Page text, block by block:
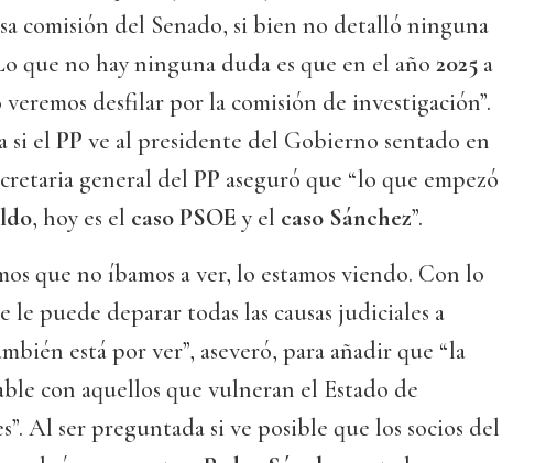
comisión del Senado, si bien no detalló ninguna
que no hay ninguna duda es que en el año 2025 a
veremos desfilar por la comisión de investigación”.
si el PP ve al presidente del Gobierno sentado en
general del PP aseguró que “lo que empezó
, hoy es el caso PSOE y el caso Sánchez”.
que no íbamos a ver, lo estamos viendo. Con lo
puede deparar todas las causas judiciales a
está por ver”, aseveró, para añadir que “la
con aquellos que vulneran el Estado de
Al ser preguntada si ve posible que los socios del